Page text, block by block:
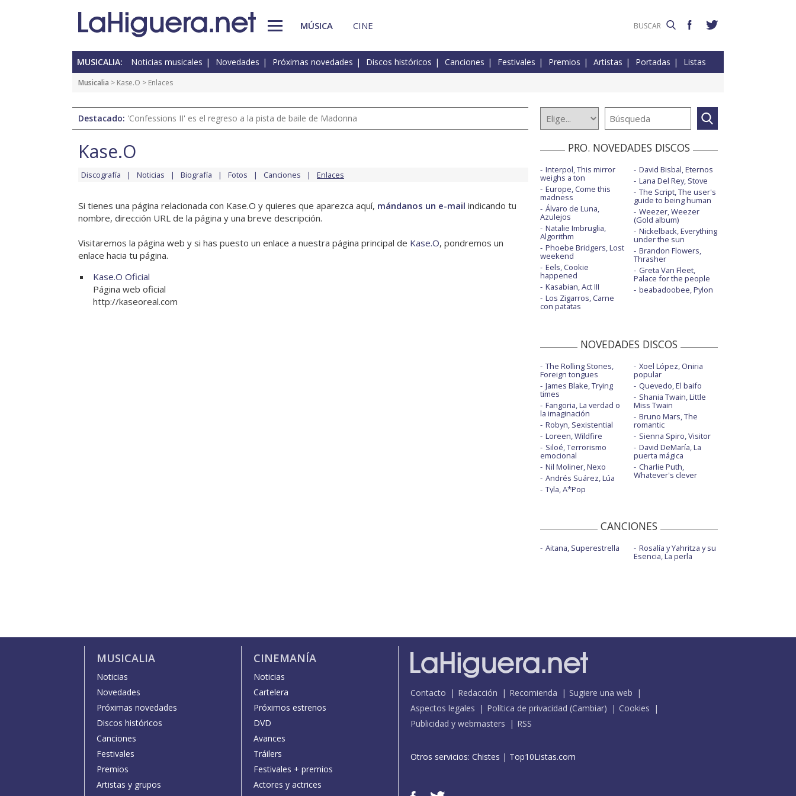
MÚSICA CINE
MUSICALIA: Noticias musicales Novedades Próximas novedades Discos históricos Canciones Festivales Premios Artistas Portadas Listas
Musicalia > Kase.O > Enlaces
Destacado: 'Confessions II' es el regreso a la pista de baile de Madonna
Kase.O
Discografía Noticias Biografía Fotos Canciones Enlaces
Si tienes una página relacionada con Kase.O y quieres que aparezca aquí, mándanos un e-mail indicando tu
nombre, dirección URL de la página y una breve descripción.
Visitaremos la página web y si has puesto un enlace a nuestra página principal de Kase.O, pondremos un
enlace hacia tu página.
Kase.O Oficial
Página web oficial
http://kaseoreal.com
PRO. NOVEDADES DISCOS
Interpol, This mirror
weighs a ton
Europe, Come this
madness
Álvaro de Luna,
Azulejos
Natalie Imbruglia,
Algorithm
Phoebe Bridgers, Lost
weekend
Eels, Cookie
happened
Kasabian, Act III
Los Zigarros, Carne
con patatas
David Bisbal, Eternos
Lana Del Rey, Stove
The Script, The user's
guide to being human
Weezer, Weezer
(Gold album)
Nickelback, Everything
under the sun
Brandon Flowers,
Thrasher
Greta Van Fleet,
Palace for the people
beabadoobee, Pylon
NOVEDADES DISCOS
The Rolling Stones,
Foreign tongues
James Blake, Trying
times
Fangoria, La verdad o
la imaginación
Robyn, Sexistential
Loreen, Wildfire
Siloé, Terrorismo
emocional
Nil Moliner, Nexo
Andrés Suárez, Lúa
Tyla, A*Pop
Xoel López, Oniria
popular
Quevedo, El baifo
Shania Twain, Little
Miss Twain
Bruno Mars, The
romantic
Sienna Spiro, Visitor
David DeMaría, La
puerta mágica
Charlie Puth,
Whatever's clever
CANCIONES
Aitana, Superestrella Rosalía y Yahritza y su
Esencia, La perla
MUSICALIA
Noticias
Novedades
Próximas novedades
Discos históricos
Canciones
Festivales
Premios
Artistas y grupos
CINEMANÍA
Noticias
Cartelera
Próximos estrenos
DVD
Avances
Tráilers
Festivales + premios
Actores y actrices
Contacto Redacción Recomienda
Sugiere una web
Aspectos legales
Política de privacidad (Cambiar)
Cookies
Publicidad y webmasters
RSS
Otros servicios: Chistes | Top10Listas.com